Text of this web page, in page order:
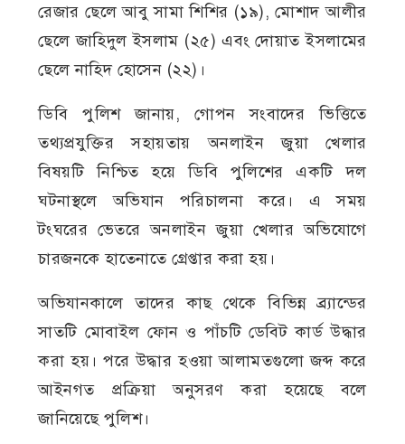
রেজার ছেলে আবু সামা শিশির (১৯), মোশাদ আলীর
ছেলে জাহিদুল ইসলাম (২৫) এবং দোয়াত ইসলামের
ছেলে নাহিদ হোসেন (২২)।
ডিবি পুলিশ জানায়, গোপন সংবাদের ভিত্তিতে
তথ্যপ্রযুক্তির সহায়তায় অনলাইন জুয়া খেলার
বিষয়টি নিশ্চিত হয়ে ডিবি পুলিশের একটি দল
ঘটনাস্থলে অভিযান পরিচালনা করে। এ সময়
টংঘরের ভেতরে অনলাইন জুয়া খেলার অভিযোগে
চারজনকে হাতেনাতে গ্রেপ্তার করা হয়।
অভিযানকালে তাদের কাছ থেকে বিভিন্ন ব্র্যান্ডের
সাতটি মোবাইল ফোন ও পাঁচটি ডেবিট কার্ড উদ্ধার
করা হয়। পরে উদ্ধার হওয়া আলামতগুলো জব্দ করে
আইনগত প্রক্রিয়া অনুসরণ করা হয়েছে বলে
জানিয়েছে পুলিশ।